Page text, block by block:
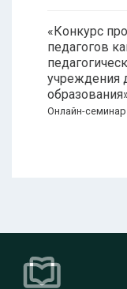
«Конкурс
педагогов
учреждения
Онлайн-семинар